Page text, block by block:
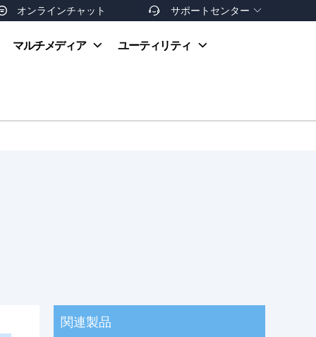
オンラインチャット  サポートセンター 
お支払い方法
マルチメディア ユーティリティ
関連製品